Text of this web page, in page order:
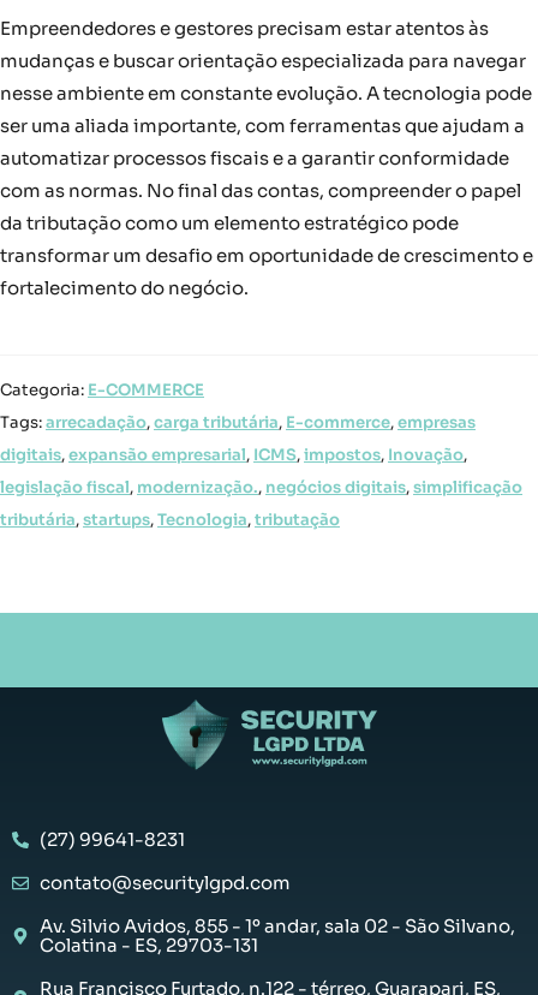
Empreendedores e gestores precisam estar atentos às
mudanças e buscar orientação especializada para navegar
nesse ambiente em constante evolução. A tecnologia pode
ser uma aliada importante, com ferramentas que ajudam a
automatizar processos fiscais e a garantir conformidade
com as normas. No final das contas, compreender o papel
da tributação como um elemento estratégico pode
transformar um desafio em oportunidade de crescimento e
fortalecimento do negócio.
Categoria: E-COMMERCE
Tags:arrecadação,carga tributária, E-commerce,empresas
digitais,expansão empresarial, ICMS,impostos, Inovação,
legislação fiscal, modernização., negócios digitais,simplificação
tributária,startups,Tecnologia,tributação
(27) 99641-8231
contato@securitylgpd.com
Av. Silvio Avidos, 855 - 1º andar, sala 02 - São Silvano,
Colatina - ES, 29703-131
Rua Francisco Furtado, n.122 - térreo, Guarapari, ES,